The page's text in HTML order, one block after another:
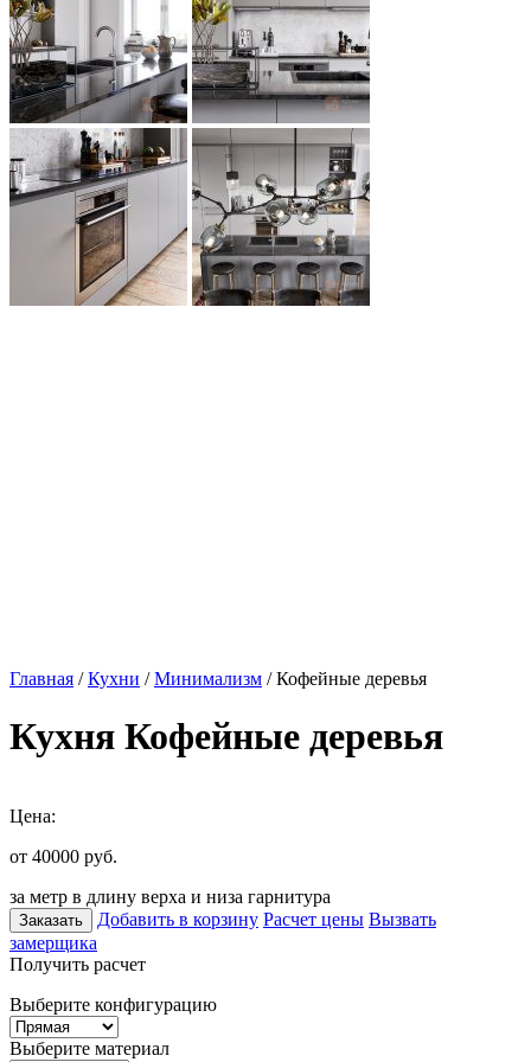
Главная /Кухни /Минимализм / Кофейные деревья
Кухня Кофейные деревья
Цена:
от 40000 руб.
за метр в длину верха и низа гарнитура
Заказать Добавить в корзину Расчет цены Вызвать
замерщика
Получить расчет
Выберите конфигурацию
Выберите материал